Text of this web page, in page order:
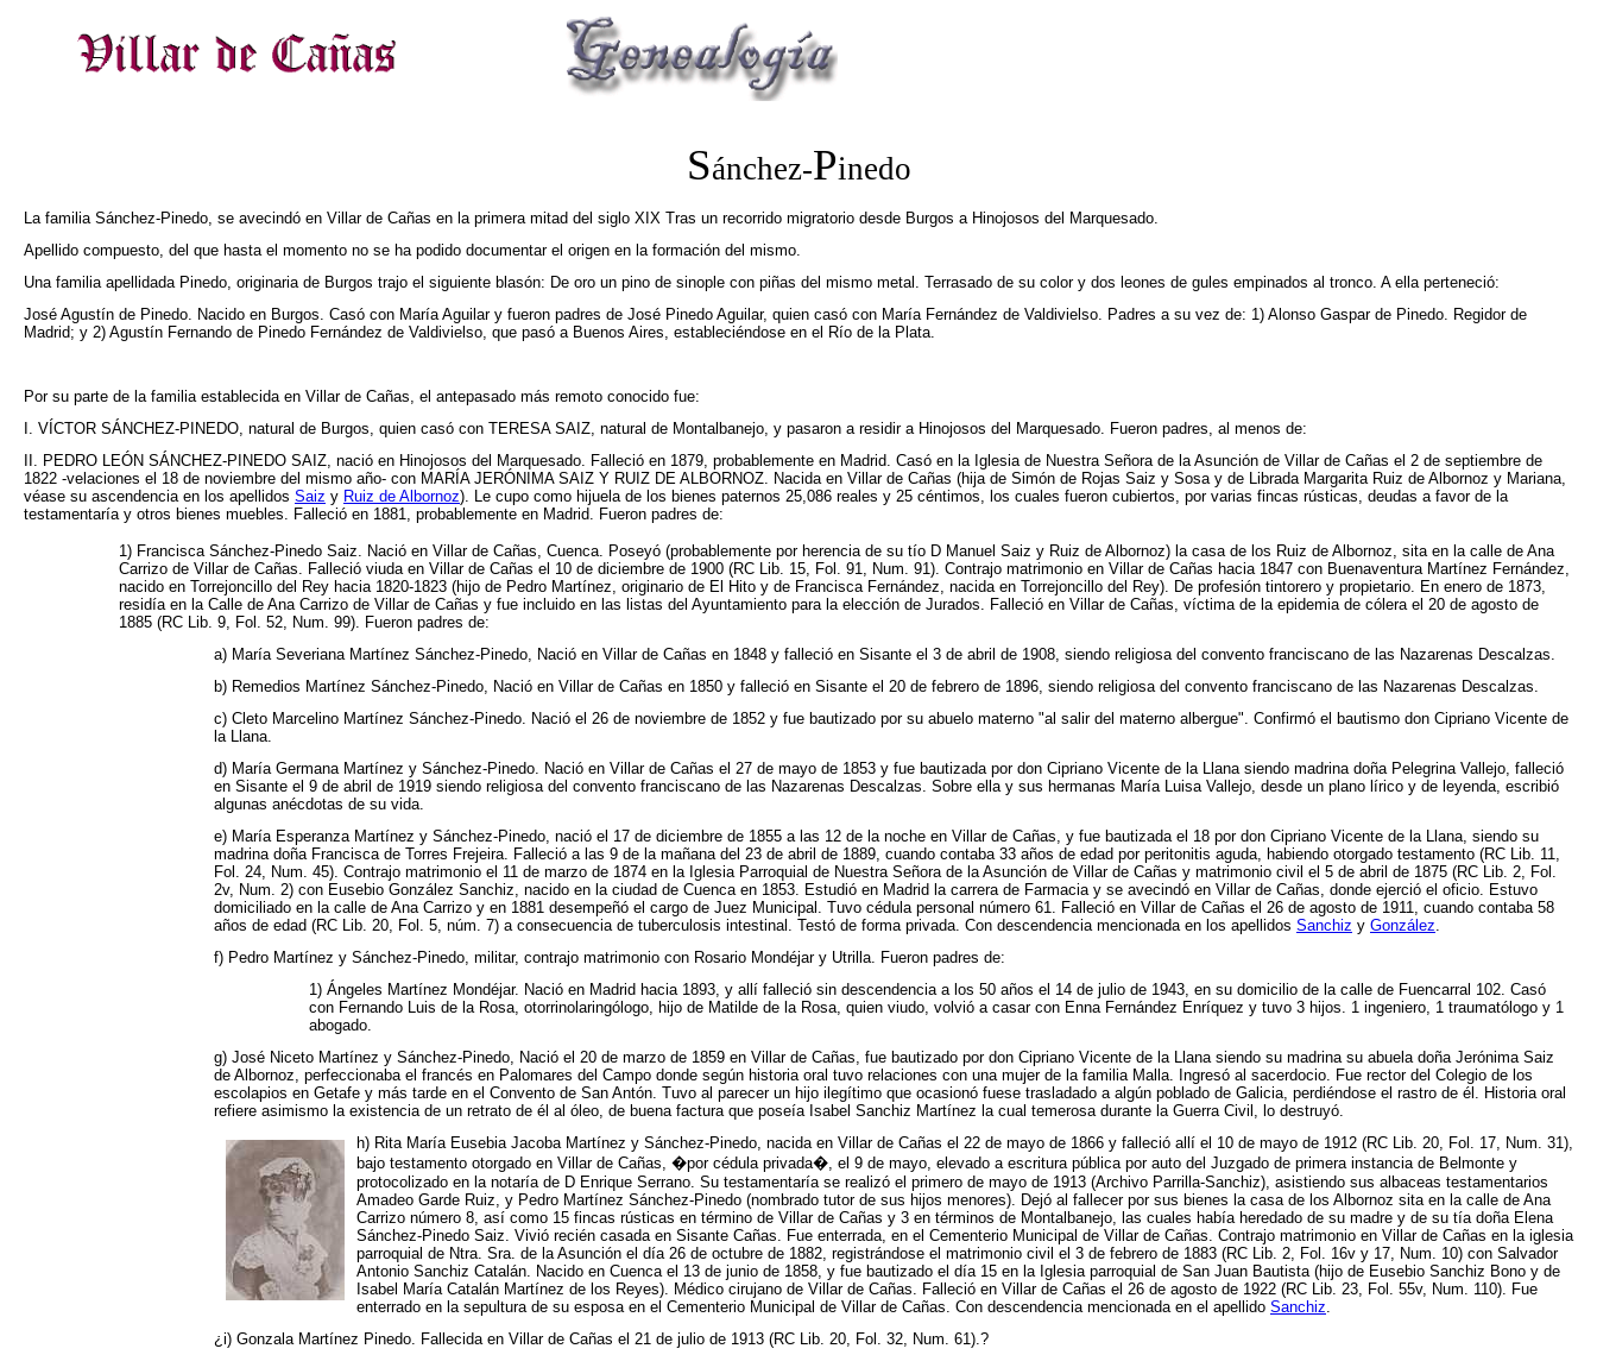
Sánchez-Pinedo
La familia Sánchez-Pinedo, se avecindó en Villar de Cañas en la primera mitad del siglo XIX Tras un recorrido migratorio desde Burgos a Hinojosos del Marquesado.
Apellido compuesto, del que hasta el momento no se ha podido documentar el origen en la formación del mismo.
Una familia apellidada Pinedo, originaria de Burgos trajo el siguiente blasón: De oro un pino de sinople con piñas del mismo metal. Terrasado de su color y dos leones de gules empinados al tronco. A ella perteneció:
José Agustín de Pinedo. Nacido en Burgos. Casó con María Aguilar y fueron padres de José Pinedo Aguilar, quien casó con María Fernández de Valdivielso. Padres a su vez de: 1) Alonso Gaspar de Pinedo. Regidor de
Madrid; y 2) Agustín Fernando de Pinedo Fernández de Valdivielso, que pasó a Buenos Aires, estableciéndose en el Río de la Plata.
Por su parte de la familia establecida en Villar de Cañas, el antepasado más remoto conocido fue:
I. VÍCTOR SÁNCHEZ-PINEDO, natural de Burgos, quien casó con TERESA SAIZ, natural de Montalbanejo, y pasaron a residir a Hinojosos del Marquesado. Fueron padres, al menos de:
II. PEDRO LEÓN SÁNCHEZ-PINEDO SAIZ, nació en Hinojosos del Marquesado. Falleció en 1879, probablemente en Madrid. Casó en la Iglesia de Nuestra Señora de la Asunción de Villar de Cañas el 2 de septiembre de
1822 -velaciones el 18 de noviembre del mismo año- con MARÍA JERÓNIMA SAIZ Y RUIZ DE ALBORNOZ. Nacida en Villar de Cañas (hija de Simón de Rojas Saiz y Sosa y de Librada Margarita Ruiz de Albornoz y Mariana,
véase su ascendencia en los apellidos Saiz y Ruiz de Albornoz). Le cupo como hijuela de los bienes paternos 25,086 reales y 25 céntimos, los cuales fueron cubiertos, por varias fincas rústicas, deudas a favor de la
testamentaría y otros bienes muebles. Falleció en 1881, probablemente en Madrid. Fueron padres de:
1) Francisca Sánchez-Pinedo Saiz. Nació en Villar de Cañas, Cuenca. Poseyó (probablemente por herencia de su tío D Manuel Saiz y Ruiz de Albornoz) la casa de los Ruiz de Albornoz, sita en la calle de Ana
Carrizo de Villar de Cañas. Falleció viuda en Villar de Cañas el 10 de diciembre de 1900 (RC Lib. 15, Fol. 91, Num. 91). Contrajo matrimonio en Villar de Cañas hacia 1847 con Buenaventura Martínez Fernández,
nacido en Torrejoncillo del Rey hacia 1820-1823 (hijo de Pedro Martínez, originario de El Hito y de Francisca Fernández, nacida en Torrejoncillo del Rey). De profesión tintorero y propietario. En enero de 1873,
residía en la Calle de Ana Carrizo de Villar de Cañas y fue incluido en las listas del Ayuntamiento para la elección de Jurados. Falleció en Villar de Cañas, víctima de la epidemia de cólera el 20 de agosto de
1885 (RC Lib. 9, Fol. 52, Num. 99). Fueron padres de:
a) María Severiana Martínez Sánchez-Pinedo, Nació en Villar de Cañas en 1848 y falleció en Sisante el 3 de abril de 1908, siendo religiosa del convento franciscano de las Nazarenas Descalzas.
b) Remedios Martínez Sánchez-Pinedo, Nació en Villar de Cañas en 1850 y falleció en Sisante el 20 de febrero de 1896, siendo religiosa del convento franciscano de las Nazarenas Descalzas.
c) Cleto Marcelino Martínez Sánchez-Pinedo. Nació el 26 de noviembre de 1852 y fue bautizado por su abuelo materno "al salir del materno albergue". Confirmó el bautismo don Cipriano Vicente de
la Llana.
d) María Germana Martínez y Sánchez-Pinedo. Nació en Villar de Cañas el 27 de mayo de 1853 y fue bautizada por don Cipriano Vicente de la Llana siendo madrina doña Pelegrina Vallejo, falleció
en Sisante el 9 de abril de 1919 siendo religiosa del convento franciscano de las Nazarenas Descalzas. Sobre ella y sus hermanas María Luisa Vallejo, desde un plano lírico y de leyenda, escribió
algunas anécdotas de su vida.
e) María Esperanza Martínez y Sánchez-Pinedo, nació el 17 de diciembre de 1855 a las 12 de la noche en Villar de Cañas, y fue bautizada el 18 por don Cipriano Vicente de la Llana, siendo su
madrina doña Francisca de Torres Frejeira. Falleció a las 9 de la mañana del 23 de abril de 1889, cuando contaba 33 años de edad por peritonitis aguda, habiendo otorgado testamento (RC Lib. 11,
Fol. 24, Num. 45). Contrajo matrimonio el 11 de marzo de 1874 en la Iglesia Parroquial de Nuestra Señora de la Asunción de Villar de Cañas y matrimonio civil el 5 de abril de 1875 (RC Lib. 2, Fol.
2v, Num. 2) con Eusebio González Sanchiz, nacido en la ciudad de Cuenca en 1853. Estudió en Madrid la carrera de Farmacia y se avecindó en Villar de Cañas, donde ejerció el oficio. Estuvo
domiciliado en la calle de Ana Carrizo y en 1881 desempeñó el cargo de Juez Municipal. Tuvo cédula personal número 61. Falleció en Villar de Cañas el 26 de agosto de 1911, cuando contaba 58
años de edad (RC Lib. 20, Fol. 5, núm. 7) a consecuencia de tuberculosis intestinal. Testó de forma privada. Con descendencia mencionada en los apellidos Sanchiz y González.
f) Pedro Martínez y Sánchez-Pinedo, militar, contrajo matrimonio con Rosario Mondéjar y Utrilla. Fueron padres de:
1) Ángeles Martínez Mondéjar. Nació en Madrid hacia 1893, y allí falleció sin descendencia a los 50 años el 14 de julio de 1943, en su domicilio de la calle de Fuencarral 102. Casó
con Fernando Luis de la Rosa, otorrinolaringólogo, hijo de Matilde de la Rosa, quien viudo, volvió a casar con Enna Fernández Enríquez y tuvo 3 hijos. 1 ingeniero, 1 traumatólogo y 1
abogado.
g) José Niceto Martínez y Sánchez-Pinedo, Nació el 20 de marzo de 1859 en Villar de Cañas, fue bautizado por don Cipriano Vicente de la Llana siendo su madrina su abuela doña Jerónima Saiz
de Albornoz, perfeccionaba el francés en Palomares del Campo donde según historia oral tuvo relaciones con una mujer de la familia Malla. Ingresó al sacerdocio. Fue rector del Colegio de los
escolapios en Getafe y más tarde en el Convento de San Antón. Tuvo al parecer un hijo ilegítimo que ocasionó fuese trasladado a algún poblado de Galicia, perdiéndose el rastro de él. Historia oral
refiere asimismo la existencia de un retrato de él al óleo, de buena factura que poseía Isabel Sanchiz Martínez la cual temerosa durante la Guerra Civil, lo destruyó.
h) Rita María Eusebia Jacoba Martínez y Sánchez-Pinedo, nacida en Villar de Cañas el 22 de mayo de 1866 y falleció allí el 10 de mayo de 1912 (RC Lib. 20, Fol. 17, Num. 31),
bajo testamento otorgado en Villar de Cañas, �por cédula privada�, el 9 de mayo, elevado a escritura pública por auto del Juzgado de primera instancia de Belmonte y
protocolizado en la notaría de D Enrique Serrano. Su testamentaría se realizó el primero de mayo de 1913 (Archivo Parrilla-Sanchiz), asistiendo sus albaceas testamentarios
Amadeo Garde Ruiz, y Pedro Martínez Sánchez-Pinedo (nombrado tutor de sus hijos menores). Dejó al fallecer por sus bienes la casa de los Albornoz sita en la calle de Ana
Carrizo número 8, así como 15 fincas rústicas en término de Villar de Cañas y 3 en términos de Montalbanejo, las cuales había heredado de su madre y de su tía doña Elena
Sánchez-Pinedo Saiz. Vivió recién casada en Sisante Cañas. Fue enterrada, en el Cementerio Municipal de Villar de Cañas. Contrajo matrimonio en Villar de Cañas en la iglesia
parroquial de Ntra. Sra. de la Asunción el día 26 de octubre de 1882, registrándose el matrimonio civil el 3 de febrero de 1883 (RC Lib. 2, Fol. 16v y 17, Num. 10) con Salvador
Antonio Sanchiz Catalán. Nacido en Cuenca el 13 de junio de 1858, y fue bautizado el día 15 en la Iglesia parroquial de San Juan Bautista (hijo de Eusebio Sanchiz Bono y de
Isabel María Catalán Martínez de los Reyes). Médico cirujano de Villar de Cañas. Falleció en Villar de Cañas el 26 de agosto de 1922 (RC Lib. 23, Fol. 55v, Num. 110). Fue
enterrado en la sepultura de su esposa en el Cementerio Municipal de Villar de Cañas. Con descendencia mencionada en el apellido Sanchiz.
¿i) Gonzala Martínez Pinedo. Fallecida en Villar de Cañas el 21 de julio de 1913 (RC Lib. 20, Fol. 32, Num. 61).?